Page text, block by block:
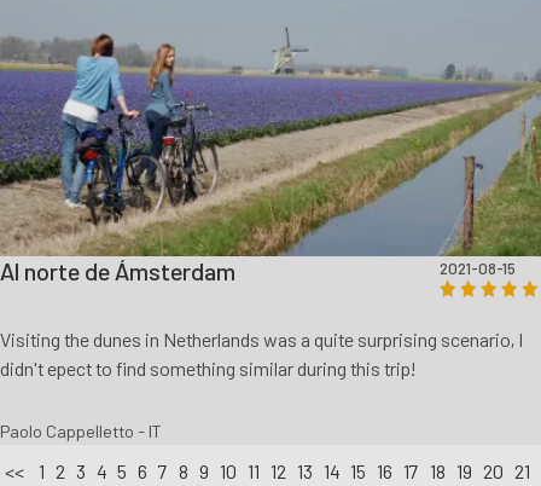
Al norte de Ámsterdam 2021-08-15
Visiting the dunes in Netherlands was a quite surprising scenario, I
didn't epect to find something similar during this trip!
Paolo Cappelletto - IT
<< 1 2 3 4 5 6 7 8 9 10 11 12 13 14 15 16 17 18 19 20 21